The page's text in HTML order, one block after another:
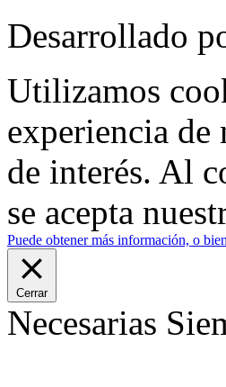
Desarrollado
Utilizamos
experiencia
de interés. Al
se acepta
Puede obtener más información, o
Cerrar
Necesarias